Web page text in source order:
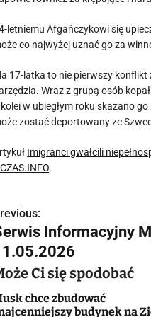
letniemu Afgańczykowi się
co najwyżej uznać go za
17-latka to nie pierwszy konflikt
Wraz z grupą osób
w ubiegłym roku skazano
zostać deportowany ze
Imigranci gwałcili
.
Informacyjny
Ci się spodobać
chce zbudować
budynek na